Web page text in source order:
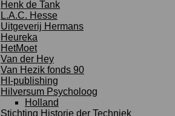
Henk de Tank
L.A.C. Hesse
Uitgeverij Hermans
Heureka
HetMoet
Van der Hey
Van Hezik fonds 90
HI-publishing
Hilversum Psycholoog
Holland
Stichting Historie der Techniek